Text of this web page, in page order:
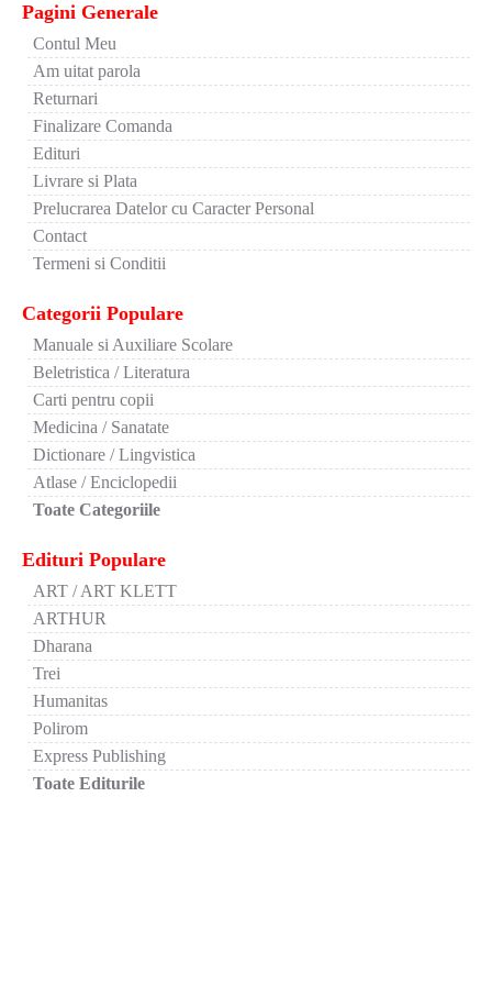
Pagini Generale
Contul Meu
Am uitat parola
Returnari
Finalizare Comanda
Edituri
Livrare si Plata
Prelucrarea Datelor cu Caracter Personal
Contact
Termeni si Conditii
Categorii Populare
Manuale si Auxiliare Scolare
Beletristica / Literatura
Carti pentru copii
Medicina / Sanatate
Dictionare / Lingvistica
Atlase / Enciclopedii
Toate Categoriile
Edituri Populare
ART / ART KLETT
ARTHUR
Dharana
Trei
Humanitas
Polirom
Express Publishing
Toate Editurile